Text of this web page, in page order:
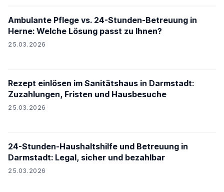
Ambulante Pflege vs. 24-Stunden-Betreuung in
Herne: Welche Lösung passt zu Ihnen?
25.03.2026
Rezept einlösen im Sanitätshaus in Darmstadt:
Zuzahlungen, Fristen und Hausbesuche
25.03.2026
24-Stunden-Haushaltshilfe und Betreuung in
Darmstadt: Legal, sicher und bezahlbar
25.03.2026